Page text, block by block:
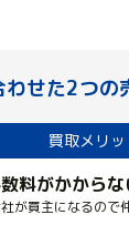
わせた2つの
買取メリッ
料がかからな
が買主になるので